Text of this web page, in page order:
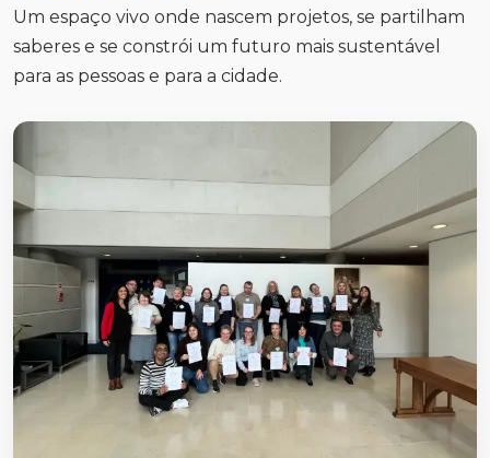
Um espaço vivo onde nascem projetos, se partilham
saberes e se constrói um futuro mais sustentável
para as pessoas e para a cidade.